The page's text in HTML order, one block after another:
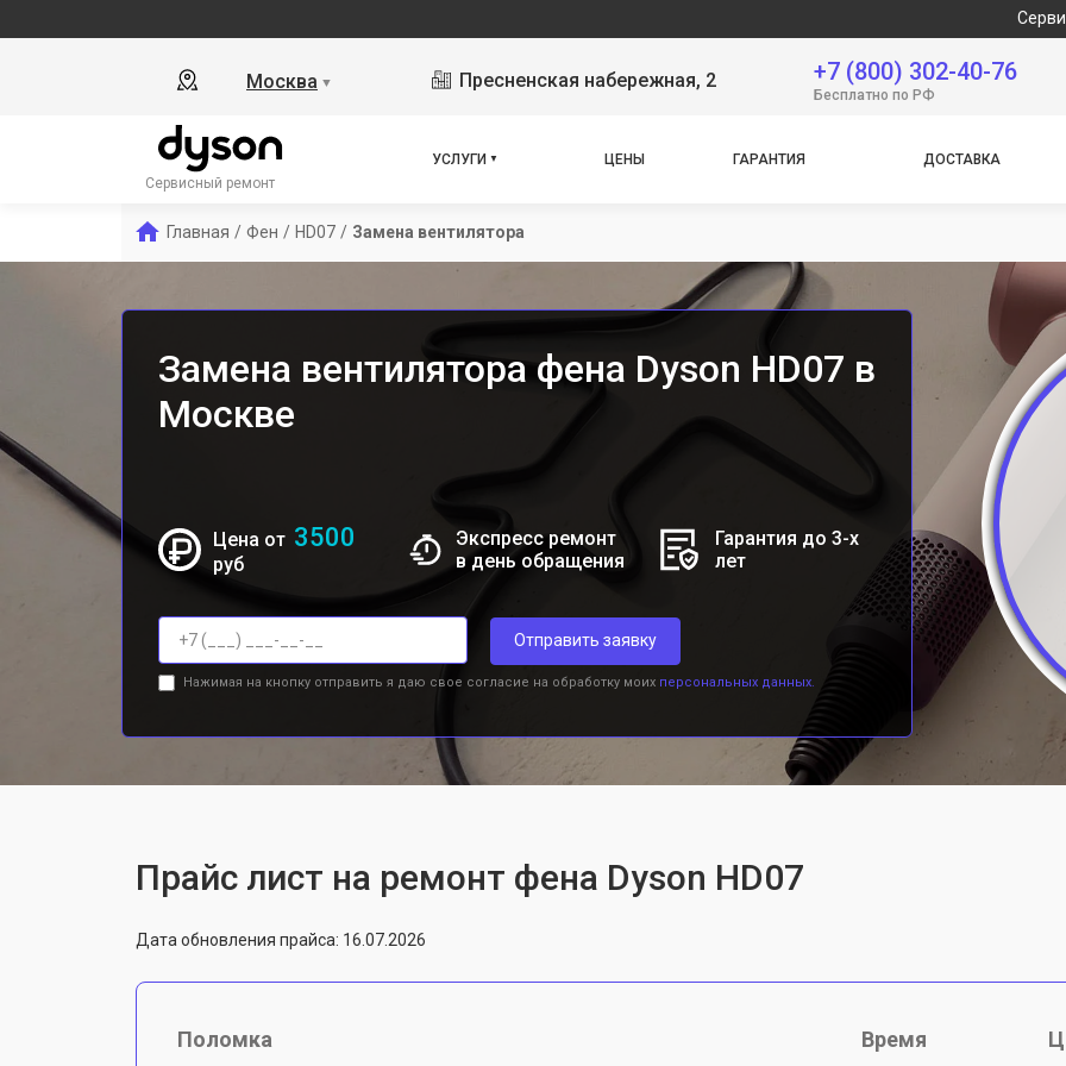
Сервисный
Москва ▼ Пресненская набережная, 2 +7 (800) 302-40-76
Бесплатно по РФ
Сервисный ремонт
УСЛУГИ ЦЕНЫ ГАРАНТИЯ ДОСТАВКА
Главная / Фен / HD07 / Замена вентилятора
Замена вентилятора фена Dyson HD07 в
Москве
Цена от 3500
руб
Экспресс ремонт
в день обращения
Гарантия до 3-х
лет
Отправить заявку
Нажимая на кнопку отправить я даю свое согласие на обработку моих персональных данных.
Прайс лист на ремонт фена Dyson HD07
Дата обновления прайса: 16.07.2026
Поломка Время